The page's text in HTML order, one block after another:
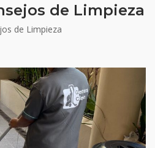
de Limpieza
de Limpieza